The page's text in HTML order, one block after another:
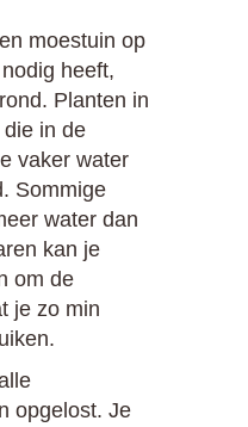
moestuin op
heeft,
Planten in
in de
vaker water
Sommige
water dan
kan je
om de
je zo min
opgelost. Je